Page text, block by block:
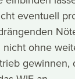
eventuell
ohne
gewinnen,